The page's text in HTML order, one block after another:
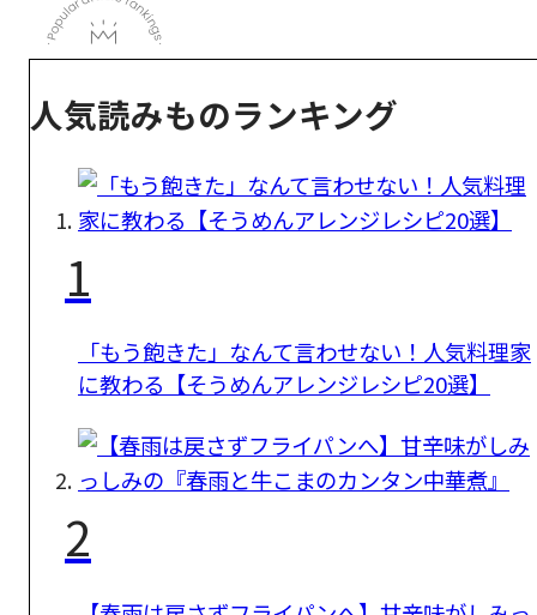
人気読みものランキング
1
「もう飽きた」なんて言わせない！人気料理家
に教わる【そうめんアレンジレシピ20選】
2